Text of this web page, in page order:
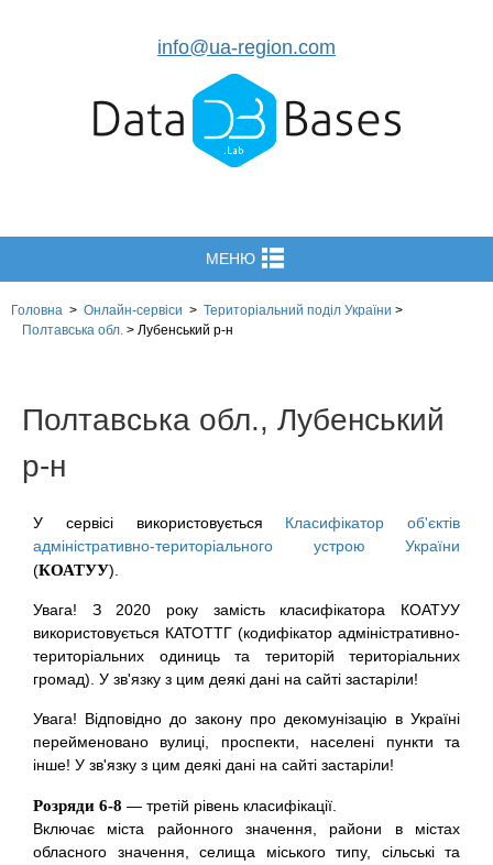
info@ua-region.com
МЕНЮ
Головна > Онлайн-сервіси > Територіальний поділ України >
Полтавська обл. > Лубенський р-н
Полтавська обл., Лубенський
р-н
У сервісі використовується Класифікатор об'єктів
адміністративно-територіального устрою України
(КОАТУУ).
Увага! З 2020 року замість класифікатора КОАТУУ
використовується КАТОТТГ (кодифікатор адміністративно-
територіальних одиниць та територій територіальних
громад). У зв'язку з цим деякі дані на сайті застаріли!
Увага! Відповідно до закону про декомунізацію в Україні
перейменовано вулиці, проспекти, населені пункти та
інше! У зв'язку з цим деякі дані на сайті застаріли!
Розряди 6-8 — третій рівень класифікації.
Включає міста районного значення, райони в містах
обласного значення, селища міського типу, сільські та